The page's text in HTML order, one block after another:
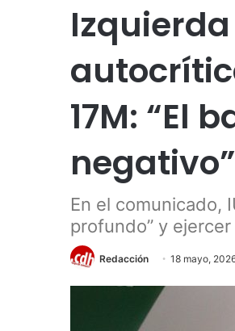
17M: “El
negativo”
En el comunicado,
profundo” y
Redacción 18 mayo,